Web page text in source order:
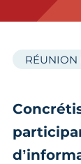
RÉUNION